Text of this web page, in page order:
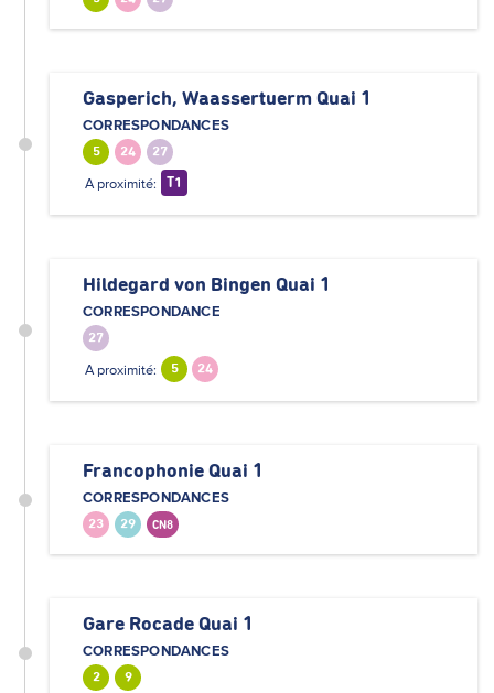
Gasperich, Waassertuerm Quai 1
CORRESPONDANCES
5 24 27
A proximité: T1
Hildegard von Bingen Quai 1
CORRESPONDANCE
27
A proximité: 5 24
Francophonie Quai 1
CORRESPONDANCES
23 29 CN8
Gare Rocade Quai 1
CORRESPONDANCES
2 9